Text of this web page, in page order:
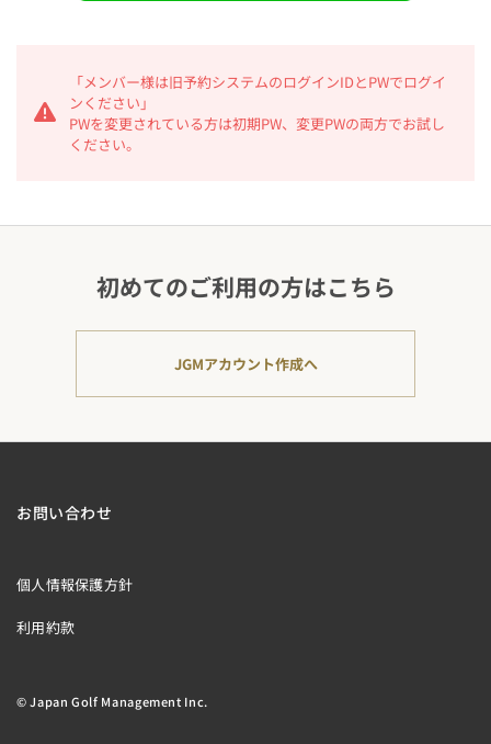
「メンバー様は旧予約システムのログインIDとPWでログイ
ンください」
PWを変更されている方は初期PW、変更PWの両方でお試し
ください。
初めてのご利用の方はこちら
JGMアカウント作成へ
お問い合わせ
個人情報保護方針
利用約款
© Japan Golf Management Inc.